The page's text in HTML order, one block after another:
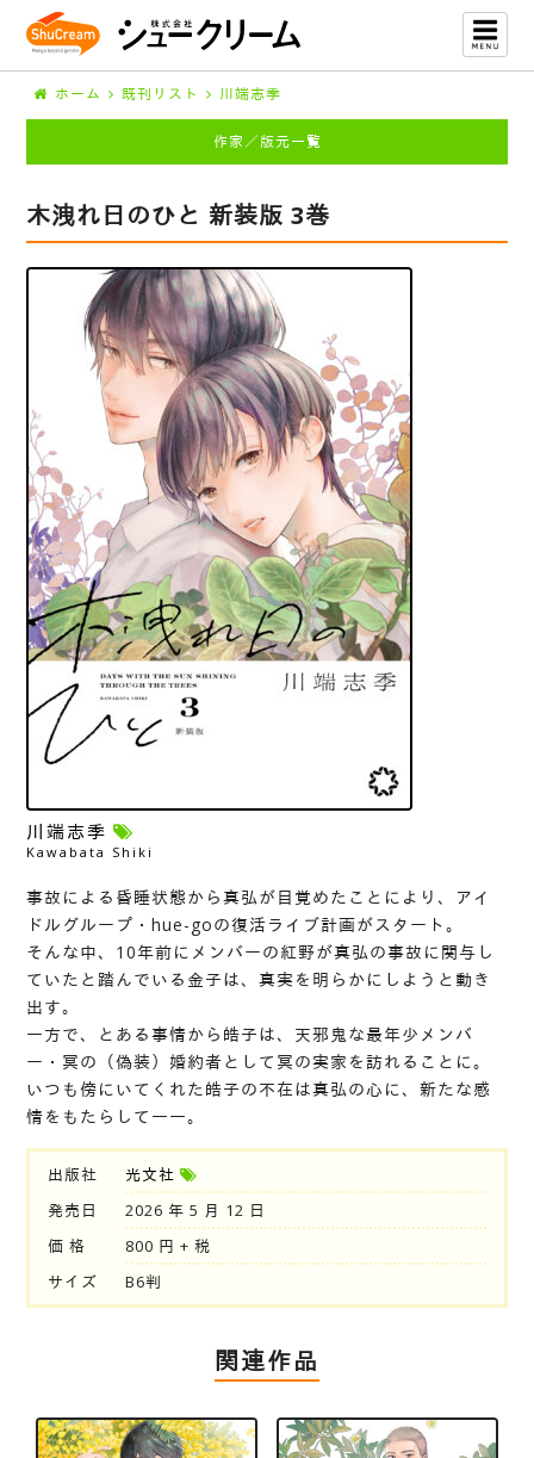
ホーム 既刊リスト 川端志季
作家／版元一覧
木洩れ日のひと 新装版 3巻
川端志季
Kawabata Shiki
事故による昏睡状態から真弘が目覚めたことにより、アイ
ドルグループ・hue-goの復活ライブ計画がスタート。
そんな中、10年前にメンバーの紅野が真弘の事故に関与し
ていたと踏んでいる金子は、真実を明らかにしようと動き
出す。
一方で、とある事情から皓子は、天邪鬼な最年少メンバ
ー・冥の（偽装）婚約者として冥の実家を訪れることに。
いつも傍にいてくれた皓子の不在は真弘の心に、新たな感
情をもたらして――。
出版社
光文社
発売日
2026 年 5 月 12 日
価 格
800 円 + 税
サイズ
B6判
関連作品